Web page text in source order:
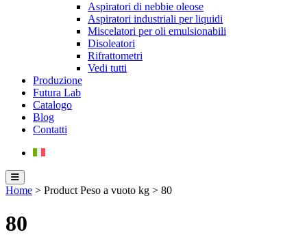
Aspiratori di nebbie oleose
Aspiratori industriali per liquidi
Miscelatori per oli emulsionabili
Disoleatori
Rifrattometri
Vedi tutti
Produzione
Futura Lab
Catalogo
Blog
Contatti
Home > Product Peso a vuoto kg > 80
80